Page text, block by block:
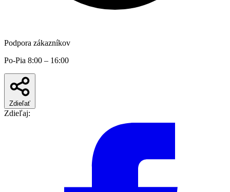
Podpora zákazníkov
Po-Pia 8:00 – 16:00
Zdieľať
Zdieľaj: